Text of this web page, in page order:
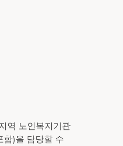
역 노인복지기관
함)을 담당할 수